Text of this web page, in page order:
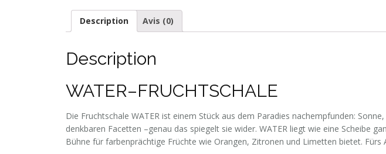
Description Avis (0)
Description
WATER–FRUCHTSCHALE
Die Fruchtschale WATER ist einem Stück aus dem Paradies nachempfunden:
denkbaren Facetten –genau das spiegelt sie wider. WATER liegt wie eine Scheibe
Bühne für farbenprächtige Früchte wie Orangen, Zitronen und Limetten bietet. Fürs